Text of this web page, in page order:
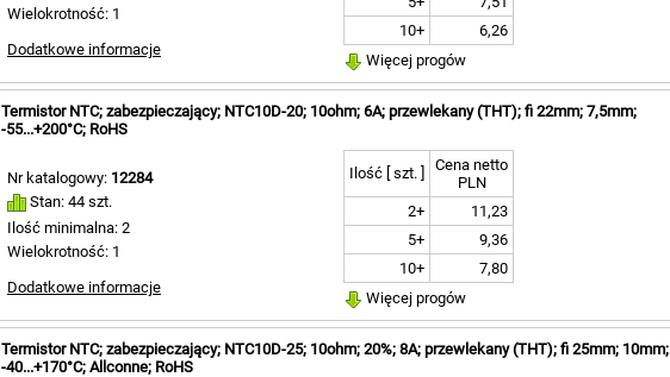
Wielokrotność: 1
Dodatkowe informacje
10+
6,26
Więcej progów
Termistor NTC; zabezpieczający; NTC10D-20; 10ohm; 6A; przewlekany (THT); fi 22mm; 7,5mm;
-55...+200°C; RoHS
Nr katalogowy: 12284
Stan: 44 szt.
Ilość minimalna: 2
Wielokrotność: 1
Dodatkowe informacje
Ilość [ szt. ]
Cena netto
PLN
2+
11,23
5+
9,36
10+
7,80
Więcej progów
Termistor NTC; zabezpieczający; NTC10D-25; 10ohm; 20%; 8A; przewlekany (THT); fi 25mm; 10mm;
-40...+170°C; Allconne; RoHS